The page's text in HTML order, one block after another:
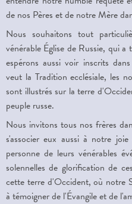
de nos Pères et de notre Mère
Nous souhaitons tout
vénérable Église de Russie, qui
espérons aussi voir inscrits
veut la Tradition ecclésiale, les
sont illustrés sur la terre
peuple russe.
Nous invitons tous nos frères
s'associer eux aussi à notre
personne de leurs vénérables
solennelles de glorification de
cette terre d'Occident, où notre
à témoigner de l'Évangile et de